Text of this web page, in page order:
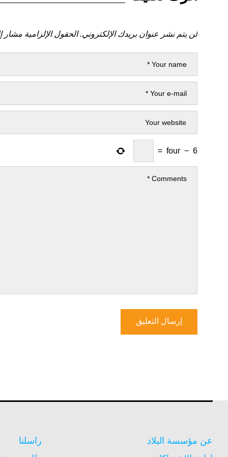
لن يتم نشر عنوان بريدك الإلكتروني. الحقول الإلزامية مشار
6
−
four
=
عن مؤسسة البلاد
راسلنا